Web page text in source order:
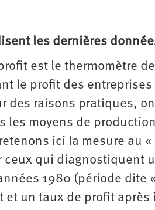
les dernières
est le thermomètre
le profit des
des raisons pratiques,
les moyens de
ici la mesure au
ceux qui diagnostiquent
1980 (période dite
et un taux de profit après